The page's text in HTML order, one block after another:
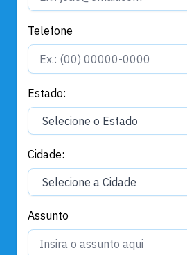
Telefone
Estado:
Cidade:
Assunto